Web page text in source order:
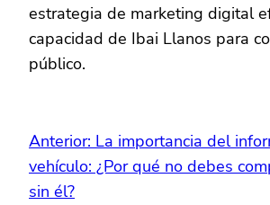
estrategia de marketing digital
capacidad de Ibai Llanos para
público.
Anterior: La importancia del
vehículo: ¿Por qué no debes
sin él?